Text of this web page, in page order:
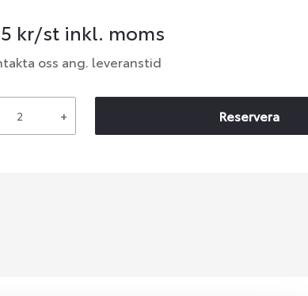
kr/st inkl. moms
oss ang. leveranstid
+ Reservera